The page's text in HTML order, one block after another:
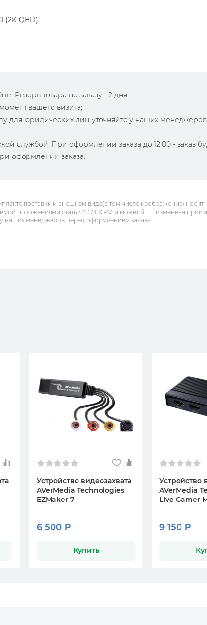
(2K QHD).
Резерв товара по заказу - 2 дня;
вашего визита;
для юридических лиц уточняйте у наших
службой. При оформлении заказа до 12:00 - заказ
оформлении заказа.
поставки и внешнем виде(в том числе изображение) носит
положениями статьи 437 ГК РФ и может быть изменена
наших менеджеров перед оформлением заказа.
Устройство видеозахвата
AVerMedia Technologies
EZMaker 7
6 500 ₽
Купить
Устройство
AVerMedia
Live Gamer
9 150 ₽